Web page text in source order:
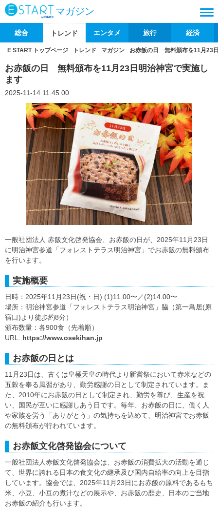
マガジン
総合 トレンド エンタメ 旅行 経済
E START トップページ トレンド マガジン お赤飯の日 無料頒布を11月23
お赤飯の日 無料頒布を11月23日明治神宮で実施し
ます
2025-11-14 11:45:00
一般社団法人 赤飯文化啓発協会、お赤飯の日が、2025年11月23日
に明治神宮参道「フォレストテラス明治神宮」でお赤飯の無料頒布
を行います。
実施概要
日時：2025年11月23日(祝・日) (1)11:00〜／(2)14:00〜
場所：明治神宮参道「フォレストテラス明治神宮」脇（第一鳥居(原
宿口)より徒歩約8分）
頒布数量：各900食（先着順）
URL: https://www.osekihan.jp
お赤飯の日とは
11月23日は、古くは皇極天皇の時代より新嘗祭において赤米などの
五穀を奉る風習があり、勤労感謝の日として制定されています。ま
た、2010年にお赤飯の日として制定され、勤労を尊び、生産を祝
い、国民が互いに感謝しあう日です。毎年、お赤飯の日に、働く人
や家族を労う「ありがとう」の気持ちを込めて、明治神宮でお赤飯
の無料頒布が行われています。
お赤飯文化啓発協会について
一般社団法人赤飯文化啓発協会は、お赤飯の消費拡大の活動を通じ
て、世界に誇れる日本の食文化の継承及び国内自給率の向上を目指
しています。協会では、2025年11月23日にお赤飯の原料であるもち
米、小豆、小豆の煮汁などの展示や、お赤飯の歴史、日本のご当地
お赤飯の紹介も行います。